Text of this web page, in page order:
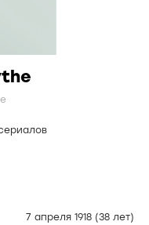
7 апреля 1918 (38 лет)